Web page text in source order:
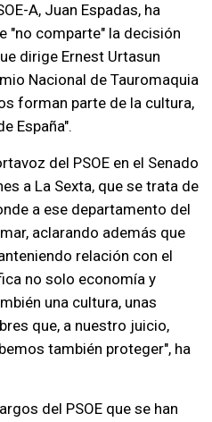
A, Juan Espadas, ha
"no comparte" la decisión
dirige Ernest Urtasun
Nacional de Tauromaquia
forman parte de la cultura,
España".
del PSOE en el Senado
a La Sexta, que se trata de
a ese departamento del
aclarando además que
relación con el
no solo economía y
una cultura, unas
que, a nuestro juicio,
también proteger", ha
del PSOE que se han